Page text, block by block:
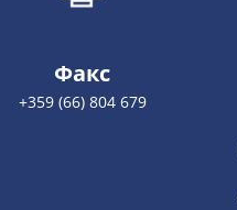
Факс
+359 (66) 804 679